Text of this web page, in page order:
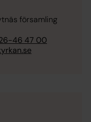
församling
46 47 00